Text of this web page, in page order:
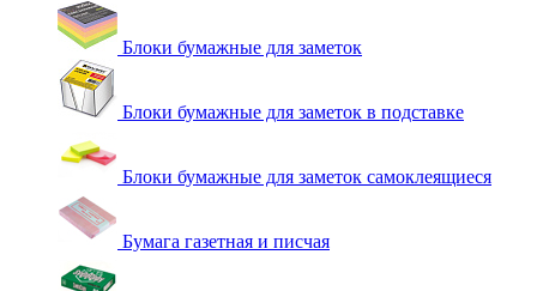
Блоки бумажные для заметок
Блоки бумажные для заметок в подставке
Блоки бумажные для заметок самоклеящиеся
Бумага газетная и писчая